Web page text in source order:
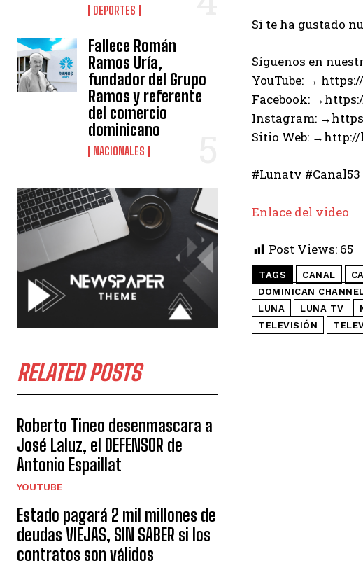
DEPORTES
Fallece Román
Ramos Uría,
fundador del Grupo
Ramos y referente
del comercio
dominicano
NACIONALES
RELATED POSTS
Roberto Tineo desenmascara a
José Laluz, el DEFENSOR de
Antonio Espaillat
YOUTUBE
Estado pagará 2 mil millones de
deudas VIEJAS, SIN SABER si los
contratos son válidos
Si te ha gustado
Síguenos en
YouTube: →
Facebook:
Instagram:
Sitio Web:
#Lunatv
Enlace del video
Post Views: 65
TAGS CANAL
DOMINICAN
LUNA
LUNA TV
TELEVISIÓN